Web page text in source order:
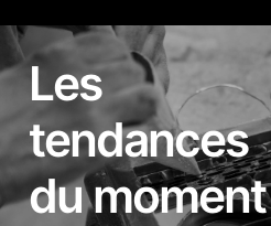
Les
tendances
du moment